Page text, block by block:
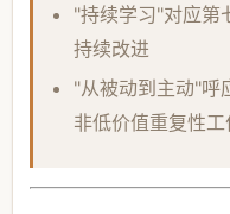
"持续学习"对应
持续改进
"从被动到主动"
非低价值重复性工